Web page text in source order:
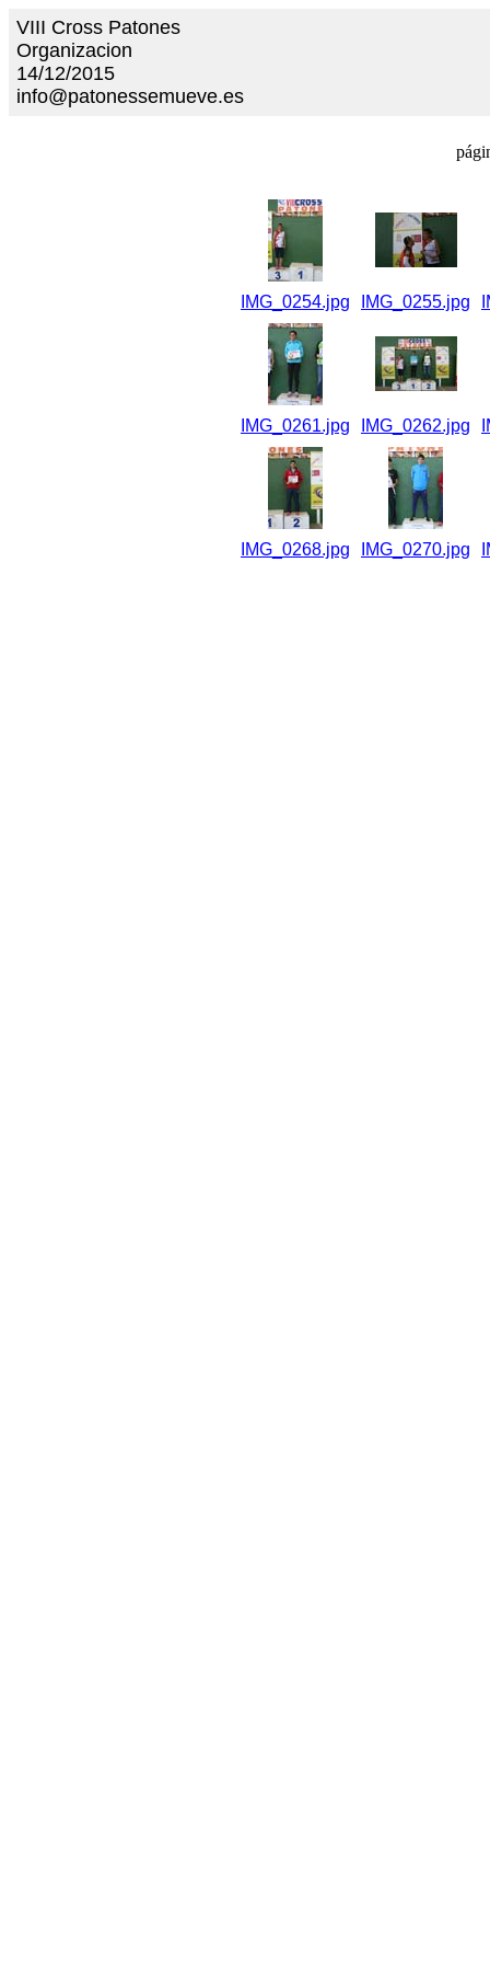
VIII Cross Patones
Organizacion
14/12/2015
info@patonessemueve.es
IMG_0254.jpg IMG_0255.jpg
IMG_0261.jpg IMG_0262.jpg
IMG_0268.jpg IMG_0270.jpg